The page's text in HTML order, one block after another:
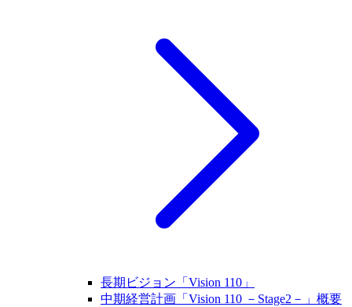
長期ビジョン「Vision 110」
中期経営計画「Vision 110 －Stage2－」概要